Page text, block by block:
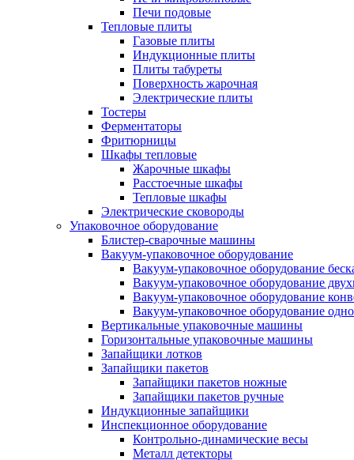
Печи подовые
Тепловые плиты
Газовые плиты
Индукционные плиты
Плиты табуреты
Поверхность жарочная
Электрические плиты
Тостеры
Ферментаторы
Фритюрницы
Шкафы тепловые
Жарочные шкафы
Расстоечные шкафы
Тепловые шкафы
Электрические сковороды
Упаковочное оборудование
Блистер-сварочные машины
Вакуум-упаковочное оборудование
Вакуум-упаковочное оборудование
Вакуум-упаковочное оборудование
Вакуум-упаковочное оборудование
Вакуум-упаковочное оборудование
Вертикальные упаковочные машины
Горизонтальные упаковочные машины
Запайщики лотков
Запайщики пакетов
Запайщики пакетов ножные
Запайщики пакетов ручные
Индукционные запайщики
Инспекционное оборудование
Контрольно-динамические весы
Металл детекторы